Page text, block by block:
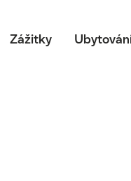
Zážitky